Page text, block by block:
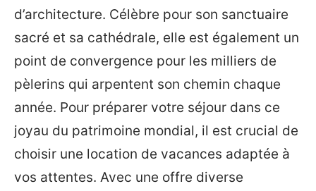
d’architecture. Célèbre pour son sanctuaire
sacré et sa cathédrale, elle est également un
point de convergence pour les milliers de
pèlerins qui arpentent son chemin chaque
année. Pour préparer votre séjour dans ce
joyau du patrimoine mondial, il est crucial de
choisir une location de vacances adaptée à
vos attentes. Avec une offre diverse